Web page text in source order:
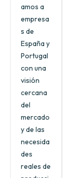
amos a
empresa
s de
España y
Portugal
con una
visión
cercana
del
mercado
y de las
necesida
des
reales de